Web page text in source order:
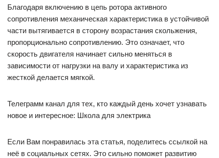
Благодаря включению в цепь ротора активного
сопротивления механическая характеристика в устойчивой
части вытягивается в сторону возрастания скольжения,
пропорционально сопротивлению. Это означает, что
скорость двигателя начинает сильно меняться в
зависимости от нагрузки на валу и характеристика из
жесткой делается мягкой.
Телеграмм канал для тех, кто каждый день хочет узнавать
новое и интересное: Школа для электрика
Если Вам понравилась эта статья, поделитесь ссылкой на
неё в социальных сетях. Это сильно поможет развитию